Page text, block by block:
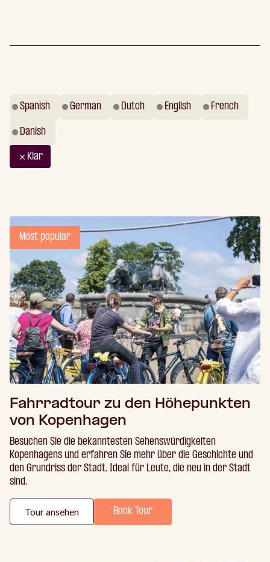
Spanish German Dutch English French
Danish
Klar
Most popular
Fahrradtour zu den Höhepunkten
von Kopenhagen
Besuchen Sie die bekanntesten Sehenswürdigkeiten
Kopenhagens und erfahren Sie mehr über die Geschichte und
den Grundriss der Stadt. Ideal für Leute, die neu in der Stadt
sind.
Tour ansehen Book Tour